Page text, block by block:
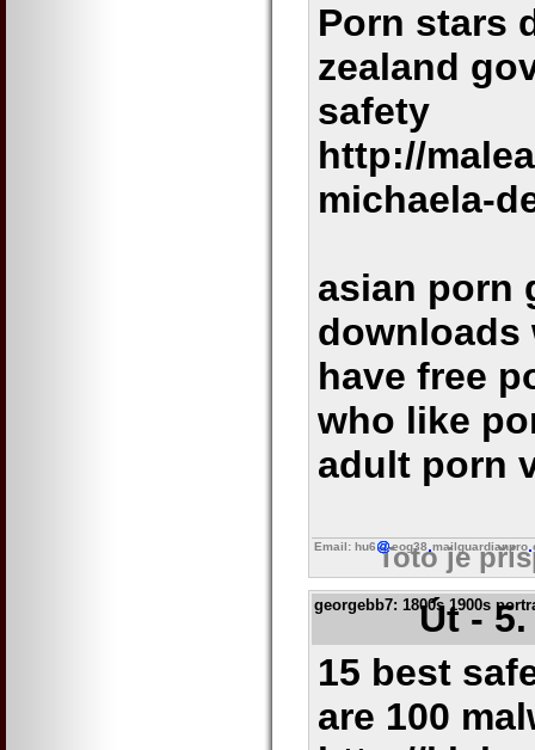
Porn stars
zealand
safety
http://
michaela-
asian porn
downloads
have free
who like
adult porn
Email: hu6 eog38 mailguardianpro
Toto je
georgebb7: 1800s 1900s
Út -
15 best
are 100